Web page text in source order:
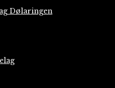
Dølaringen